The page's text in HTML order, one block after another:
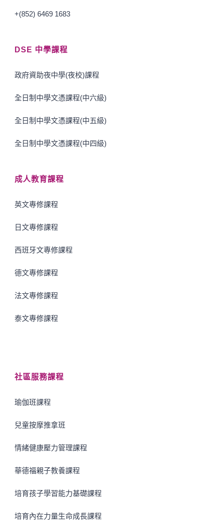
+(852) 6469 1683
DSE 中學課程
政府資助夜中學(夜校)課程
全日制中學文憑課程(中六級)
全日制中學文憑課程(中五級)
全日制中學文憑課程(中四級)
成人教育課程
英文專修課程
日文專修課程
西班牙文專修課程
德文專修課程
法文專修課程
泰文專修課程
社區服務課程
瑜伽班課程
兒童按摩推拿班
情緒健康壓力管理課程
華德福親子教養課程
培育孩子學習能力基礎課程
培育內在力量生命成長課程